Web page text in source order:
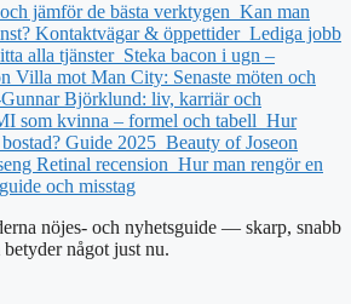
jämför de bästa verktygen Kan man
Kontaktvägar & öppettider Lediga jobb
alla tjänster Steka bacon i ugn –
Villa mot Man City: Senaste möten och
Björklund: liv, karriär och
som kvinna – formel och tabell Hur
Guide 2025 Beauty of Joseon
Retinal recension Hur man rengör en
och misstag
nöjes- och nyhetsguide — skarp, snabb
något just nu.